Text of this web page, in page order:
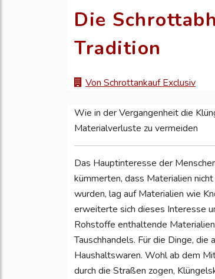
Die
Tradition
Von Schrottankauf Exclusiv
Wie in der Vergangenheit die
Materialverluste zu vermeiden
Das Hauptinteresse der
kümmerten, dass Materialien
wurden, lag auf Materialien wie
erweiterte sich dieses Interesse
Rohstoffe enthaltende
Tauschhandels. Für die Dinge,
Haushaltswaren. Wohl ab dem
durch die Straßen zogen,